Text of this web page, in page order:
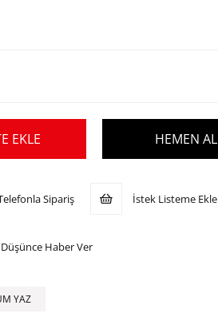
Sipariş İstek Listeme Ekle
Haber Ver
YAZ